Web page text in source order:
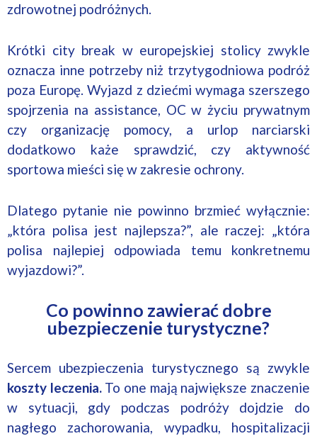
zdrowotnej podróżnych.
Krótki city break w europejskiej stolicy zwykle
oznacza inne potrzeby niż trzytygodniowa podróż
poza Europę. Wyjazd z dziećmi wymaga szerszego
spojrzenia na assistance, OC w życiu prywatnym
czy organizację pomocy, a urlop narciarski
dodatkowo każe sprawdzić, czy aktywność
sportowa mieści się w zakresie ochrony.
Dlatego pytanie nie powinno brzmieć wyłącznie:
„która polisa jest najlepsza?”, ale raczej: „która
polisa najlepiej odpowiada temu konkretnemu
wyjazdowi?”.
Co powinno zawierać dobre
ubezpieczenie turystyczne?
Sercem ubezpieczenia turystycznego są zwykle
koszty leczenia. To one mają największe znaczenie
w sytuacji, gdy podczas podróży dojdzie do
nagłego zachorowania, wypadku, hospitalizacji